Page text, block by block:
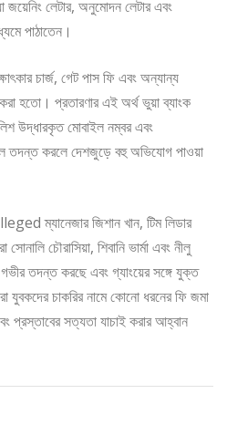
লেটার, অনুমোদন লেটার এবং
পাঠাতেন।
চার্জ, গেট পাস ফি এবং অন্যান্য
হতো। প্রতারণার এই অর্থ ভুয়া ব্যাংক
উদ্ধারকৃত মোবাইল নম্বর এবং
করলে দেশজুড়ে বহু অভিযোগ পাওয়া
ম্যানেজার জিশান খান, টিম লিডার
চৌরাসিয়া, শিবানি ভার্মা এবং নীলু
তদন্ত করছে এবং গ্যাংয়ের সঙ্গে যুক্ত
যুবকদের চাকরির নামে কোনো ধরনের ফি জমা
প্রস্তাবের সত্যতা যাচাই করার আহ্বান